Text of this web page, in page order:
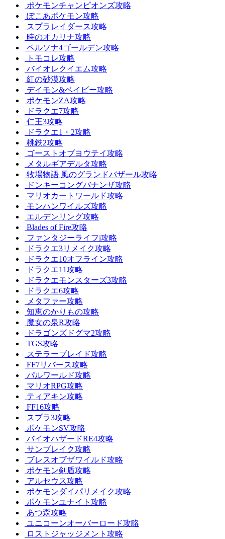
ポケモンチャンピオンズ攻略
ぽこあポケモン攻略
スプラレイダース攻略
時のオカリナ攻略
ペルソナ4ゴールデン攻略
トモコレ攻略
バイオレクイエム攻略
紅の砂漠攻略
デイモン&ベイビー攻略
ポケモンZA攻略
ドラクエ7攻略
仁王3攻略
ドラクエ1・2攻略
桃鉄2攻略
ゴーストオブヨウテイ攻略
メタルギアデルタ攻略
牧場物語 風のグランドバザール攻略
ドンキーコングバナンザ攻略
マリオカートワールド攻略
モンハンワイルズ攻略
エルデンリング攻略
Blades of Fire攻略
ファンタジーライフi攻略
ドラクエ3リメイク攻略
ドラクエ10オフライン攻略
ドラクエ11攻略
ドラクエモンスターズ3攻略
ドラクエ6攻略
メタファー攻略
知恵のかりもの攻略
魔女の泉R攻略
ドラゴンズドグマ2攻略
TGS攻略
ステラーブレイド攻略
FF7リバース攻略
パルワールド攻略
マリオRPG攻略
ティアキン攻略
FF16攻略
スプラ3攻略
ポケモンSV攻略
バイオハザードRE4攻略
サンブレイク攻略
ブレスオブザワイルド攻略
ポケモン剣盾攻略
アルセウス攻略
ポケモンダイパリメイク攻略
ポケモンユナイト攻略
あつ森攻略
ユニコーンオーバーロード攻略
ロストジャッジメント攻略